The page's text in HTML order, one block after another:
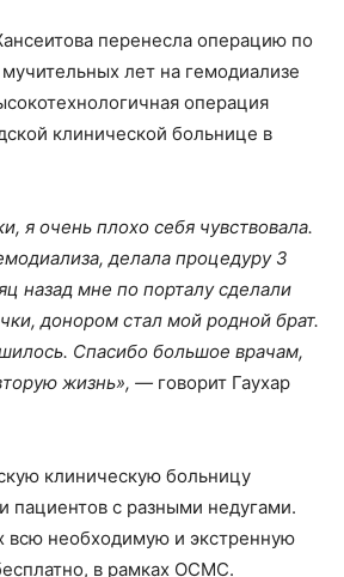
перенесла операцию по
лет на гемодиализе
операция
клинической больнице в
я очень плохо себя чувствовала.
делала процедуру 3
назад мне по порталу сделали
донором стал мой родной брат.
Спасибо большое врачам,
жизнь», — говорит Гаухар
клиническую больницу
пациентов с разными недугами.
всю необходимую и экстренную
в рамках ОСМС.